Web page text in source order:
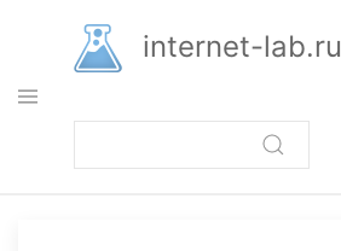
основному
содержанию
internet-lab.ru